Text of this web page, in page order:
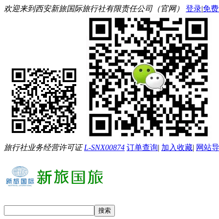
欢迎来到西安新旅国际旅行社有限责任公司（官网） 登录|免
旅行社业务经营许可证L-SNX00874 订单查询| 加入收藏| 网站